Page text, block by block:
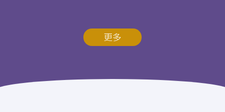
更多